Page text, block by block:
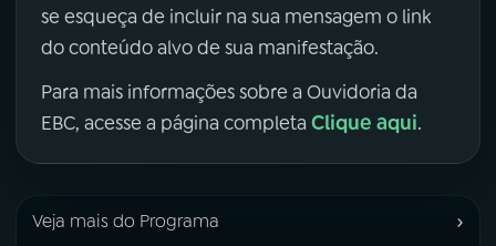
se esqueça de incluir na sua mensagem o link
do conteúdo alvo de sua manifestação.
Para mais informações sobre a Ouvidoria da
EBC, acesse a página completa Clique aqui.
Veja mais do Programa ›